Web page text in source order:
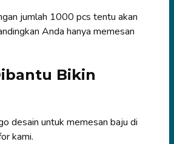
jumlah 1000 pcs tentu akan
Anda hanya memesan
Bikin
desain untuk memesan baju di
kami.